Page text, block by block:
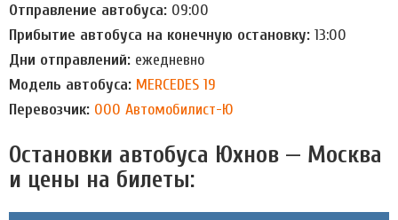
Отправление автобуса: 09:00
Прибытие автобуса на конечную остановку: 13:00
Дни отправлений: ежедневно
Модель автобуса: MERCEDES 19
Перевозчик: ООО Автомобилист-Ю
Остановки автобуса Юхнов — Москва
и цены на билеты: